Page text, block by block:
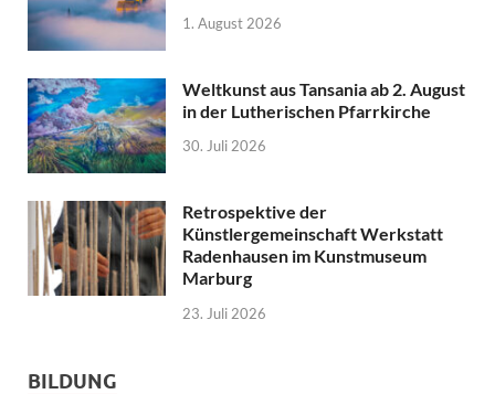
1. August 2026
Weltkunst aus Tansania ab 2. August
in der Lutherischen Pfarrkirche
30. Juli 2026
Retrospektive der
Künstlergemeinschaft Werkstatt
Radenhausen im Kunstmuseum
Marburg
23. Juli 2026
BILDUNG